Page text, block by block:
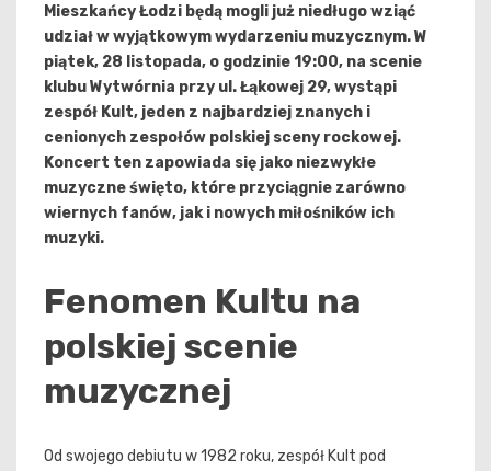
Mieszkańcy Łodzi będą mogli już niedługo wziąć
udział w wyjątkowym wydarzeniu muzycznym. W
piątek, 28 listopada, o godzinie 19:00, na scenie
klubu Wytwórnia przy ul. Łąkowej 29, wystąpi
zespół Kult, jeden z najbardziej znanych i
cenionych zespołów polskiej sceny rockowej.
Koncert ten zapowiada się jako niezwykłe
muzyczne święto, które przyciągnie zarówno
wiernych fanów, jak i nowych miłośników ich
muzyki.
Fenomen Kultu na
polskiej scenie
muzycznej
Od swojego debiutu w 1982 roku, zespół Kult pod